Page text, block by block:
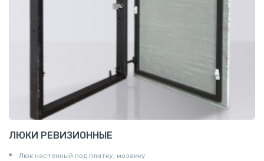
ЛЮКИ РЕВИЗИОННЫЕ
Люк настенный под плитку, мозаику